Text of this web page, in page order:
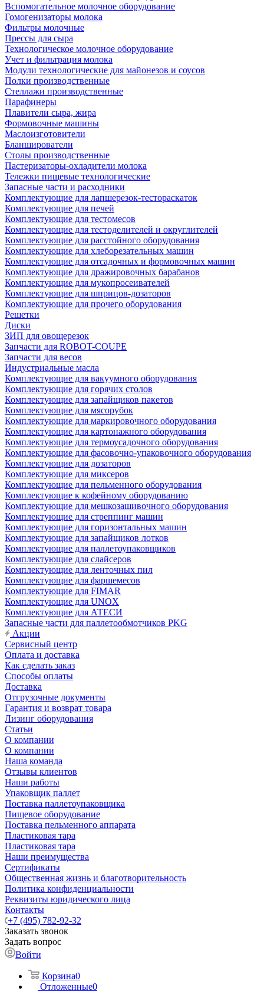
Вспомогательное молочное оборудование
Гомогенизаторы молока
Фильтры молочные
Прессы для сыра
Технологическое молочное оборудование
Учет и фильтрация молока
Модули технологические для майонезов и соусов
Полки производственные
Стеллажи производственные
Парафинеры
Плавители сыра, жира
Формовочные машины
Маслоизготовители
Бланширователи
Столы производственные
Пастеризаторы-охладители молока
Тележки пищевые технологические
Запасные части и расходники
Комплектующие для лапшерезок-тестораскаток
Комплектующие для печей
Комплектующие для тестомесов
Комплектующие для тестоделителей и округлителей
Комплектующие для расстойного оборудования
Комплектующие для хлеборезательных машин
Комплектующие для отсадочных и формовочных машин
Комплектующие для дражировочных барабанов
Комплектующие для мукопросеивателей
Комплектующие для шприцов-дозаторов
Комплектующие для прочего оборудования
Решетки
Диски
ЗИП для овощерезок
Запчасти для ROBOT-COUPE
Запчасти для весов
Индустриальные масла
Комплектующие для вакуумного оборудования
Комплектующие для горячих столов
Комплектующие для запайщиков пакетов
Комплектующие для мясорубок
Комплектующие для маркировочного оборудования
Комплектующие для картонажного оборудования
Комплектующие для термоусадочного оборудования
Комплектующие для фасовочно-упаковочного оборудования
Комплектующие для дозаторов
Комплектующие для миксеров
Комплектующие для пельменного оборудования
Комплектующие к кофейному оборудованию
Комплектующие для мешкозашивочного оборудования
Комплектующие для стреппинг машин
Комплектующие для горизонтальных машин
Комплектующие для запайщиков лотков
Комплектующие для паллетоупаковщиков
Комплектующие для слайсеров
Комплектующие для ленточных пил
Комплектующие для фаршемесов
Комплектующие для FIMAR
Комплектующие для UNOX
Комплектующие для АТЕСИ
Запасные части для паллетообмотчиков PKG
Акции
Сервисный центр
Оплата и доставка
Как сделать заказ
Способы оплаты
Доставка
Отгрузочные документы
Гарантия и возврат товара
Лизинг оборудования
Статьи
О компании
О компании
Наша команда
Отзывы клиентов
Наши работы
Упаковщик паллет
Поставка паллетоупаковщика
Пищевое оборудование
Поставка пельменного аппарата
Пластиковая тара
Пластиковая тара
Наши преимущества
Сертификаты
Общественная жизнь и благотворительность
Политика конфиденциальности
Реквизиты юридического лица
Контакты
+7 (495) 782-92-32
Заказать звонок
Задать вопрос
Войти
Корзина0
Отложенные0